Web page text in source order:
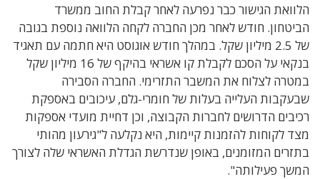
הלוואת הגישור כבר נפרעה לאחר קבלת החוב ממשרד
הביטחון. חודש לאחר מכן החברה לקחה הלוואה נוספת בגובה
של 2.5 מיליון שקל. במהלך חודש אוגוסט היא חתמה עם תאגיד
בנקאי על הסכם לקבלת קו אשראי בהיקף של 16 מיליון שקל
במטרה לצלוח את המשבר התזרימי. החברה הסבירה
שבעקבות העלייה בעלות של חומרי-גלם, עיכובים באספקת
רכיבים הדרושים לחברות הקבוצה, וכן דחיית מועדי אספקות
מצד לקוחות להזמנות קיימות, היא נקלעה ל"גירעון מהותי
בתזרים המזומנים, באופן שנדרשת הגדלת האשראי שלה לצורך
המשך פעילותה".